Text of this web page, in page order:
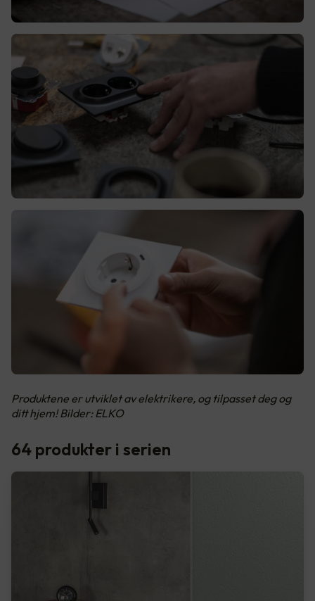
Produktene er utviklet av elektrikere, og tilpasset deg og
ditt hjem! Bilder: ELKO
64 produkter i serien